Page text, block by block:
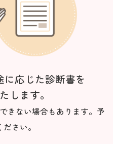
応じた診断書を
します。
きない場合もあります。予
さい。